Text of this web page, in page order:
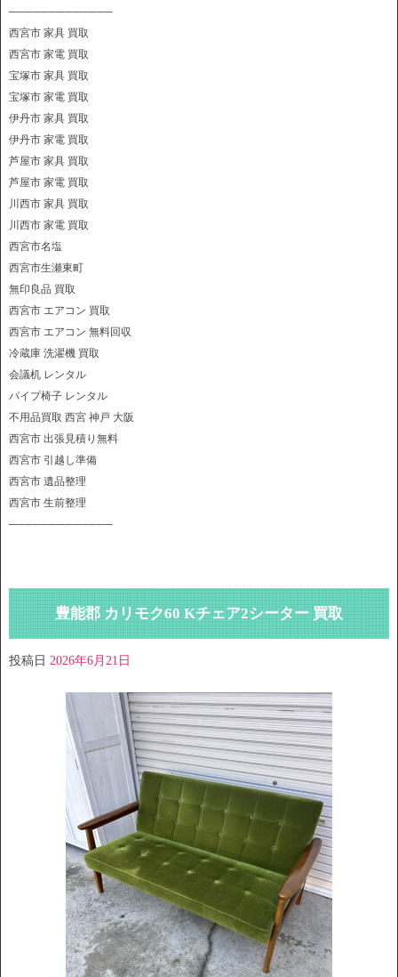
─────────────
西宮市 家具 買取
西宮市 家電 買取
宝塚市 家具 買取
宝塚市 家電 買取
伊丹市 家具 買取
伊丹市 家電 買取
芦屋市 家具 買取
芦屋市 家電 買取
川西市 家具 買取
川西市 家電 買取
西宮市名塩
西宮市生瀬東町
無印良品 買取
西宮市 エアコン 買取
西宮市 エアコン 無料回収
冷蔵庫 洗濯機 買取
会議机 レンタル
パイプ椅子 レンタル
不用品買取 西宮 神戸 大阪
西宮市 出張見積り無料
西宮市 引越し準備
西宮市 遺品整理
西宮市 生前整理
─────────────
豊能郡 カリモク60 Kチェア2シーター 買取
投稿日 2026年6月21日